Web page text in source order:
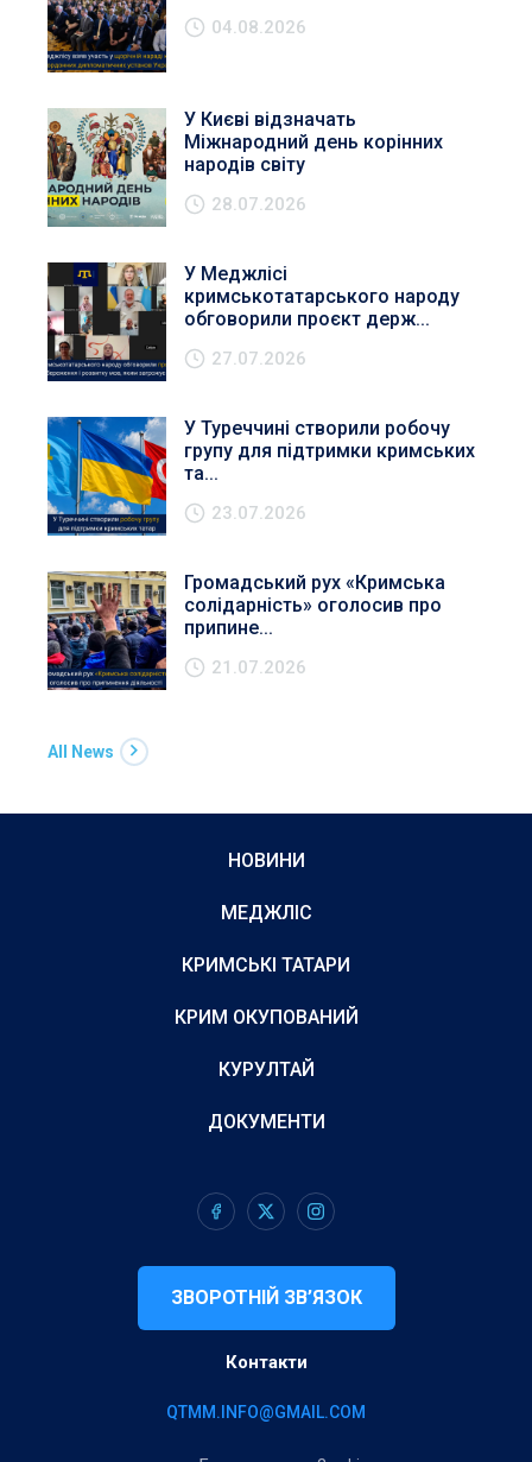
04.08.2026
У Києві відзначать
Міжнародний день корінних
народів світу
28.07.2026
У Меджлісі
кримськотатарського народу
обговорили проєкт держ...
27.07.2026
У Туреччині створили робочу
групу для підтримки кримських
та...
23.07.2026
Громадський рух «Кримська
солідарність» оголосив про
припине...
21.07.2026
All News
НОВИНИ
МЕДЖЛІС
КРИМСЬКІ ТАТАРИ
КРИМ ОКУПОВАНИЙ
КУРУЛТАЙ
ДОКУМЕНТИ
ЗВОРОТНІЙ ЗВ’ЯЗОК
Контакти
QTMM.INFO@GMAIL.COM